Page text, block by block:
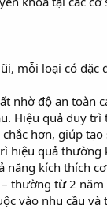
mỗi loại có đặc
nhờ độ an toàn
Hiệu quả duy
hơn, giúp
hiệu quả thường
năng kích
thường từ 2
vào nhu cầu